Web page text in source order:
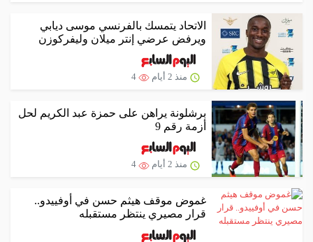
الاتحاد يتمسك بالفرنسي موسى ديابي
ويرفض عرضي إنتر ميلان وليفركوزن
منذ 2 أيام
برشلونة يراهن على حمزة عبد الكريم لحل
أزمة رقم 9
منذ 2 أيام
غموض موقف هيثم حسن في أوفييدو..
قرار مصيري ينتظر مستقبله